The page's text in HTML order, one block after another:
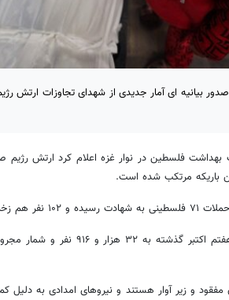
بیانیه ای آمار جدیدی از شهدای تجاوزات ارتش
هم زخمی شدند.
نیز همچنان مفقود و زیر آوار هستند و نیروهای امدادی به